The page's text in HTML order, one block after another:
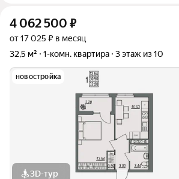
4 062 500 ₽
от 17 025 ₽ в месяц
32,5 м²
1-комн. квартира 3 этаж из 10
новостройка
3D-тур